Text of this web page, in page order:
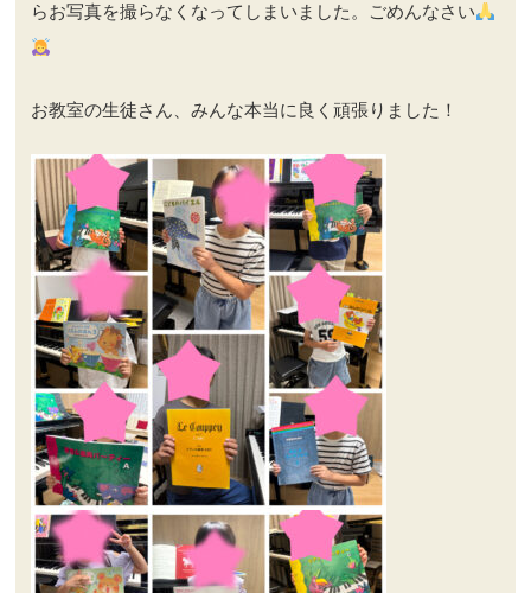
らお写真を撮らなくなってしまいました。ごめんなさい
お教室の生徒さん、みんな本当に良く頑張りました！